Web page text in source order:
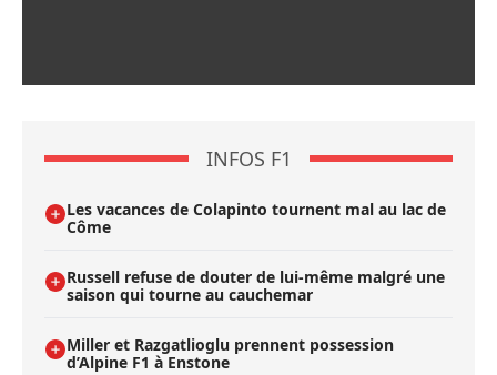
INFOS F1
Les vacances de Colapinto tournent mal au lac de
Côme
Russell refuse de douter de lui-même malgré une
saison qui tourne au cauchemar
Miller et Razgatlioglu prennent possession
d’Alpine F1 à Enstone